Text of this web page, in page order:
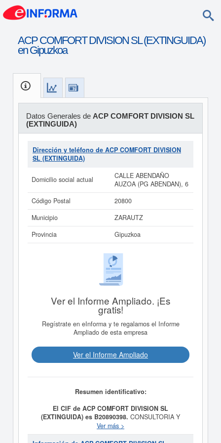
ACP COMFORT DIVISION SL (EXTINGUIDA)
en Gipuzkoa
Datos Generales de ACP COMFORT DIVISION SL
(EXTINGUIDA)
Dirección y teléfono de ACP COMFORT DIVISION
SL (EXTINGUIDA)
Domicilio social actual
CALLE ABENDAÑO
AUZOA (PG ABENDAN), 6
Código Postal
20800
Municipio
ZARAUTZ
Provincia
Gipuzkoa
Ver el Informe Ampliado. ¡Es
gratis!
Regístrate en eInforma y te regalamos el Informe
Ampliado de esta empresa
Ver el Informe Ampliado
Resumen identificativo:
El CIF de ACP COMFORT DIVISION SL
(EXTINGUIDA) es B20890398. CONSULTORIA Y
ESTUDIOS DE MERCADO, TANTO NACIONAL COMO
INTERNACIONAL. COMERCIO NACIONAL E
Ver más >